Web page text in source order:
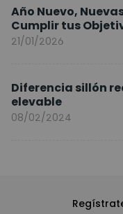
Año Nuevo,
Cumplir tus
Entrenando en
21/01/2026
Diferencia sillón
elevable
08/02/2024